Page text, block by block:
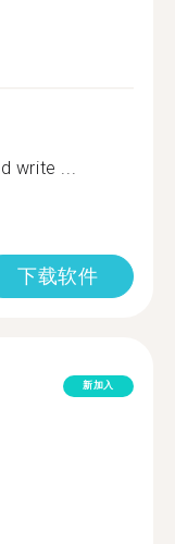
write ...
下载软件
新加入